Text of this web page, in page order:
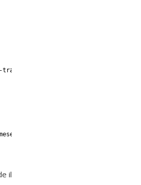
transitional.dtd">
il